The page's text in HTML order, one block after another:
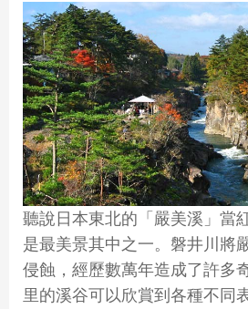
聽說日本東北的「嚴美溪」當
是最美景其中之一。磐井川將
侵蝕，經歷數萬年造成了許多
里的溪谷可以欣賞到各種不同